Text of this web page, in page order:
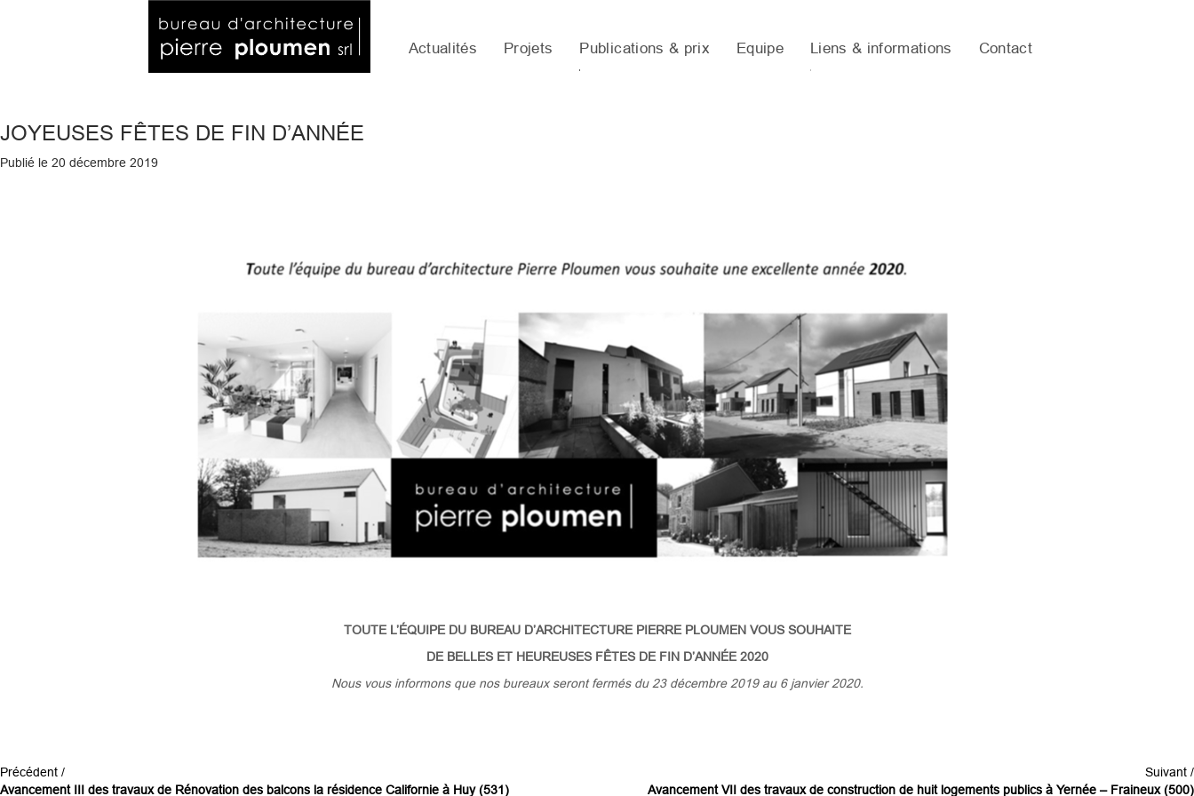
Actualités Projets Publications & prix Equipe Liens & informations Contact
JOYEUSES FÊTES DE FIN D’ANNÉE
Publié le 20 décembre 2019
TOUTE L’ÉQUIPE DU BUREAU D’ARCHITECTURE PIERRE PLOUMEN VOUS SOUHAITE
DE BELLES ET HEUREUSES FÊTES DE FIN D’ANNÉE 2020
Nous vous informons que nos bureaux seront fermés du 23 décembre 2019 au 6 janvier 2020.
Précédent /
Avancement III des travaux de Rénovation des balcons la résidence Californie à Huy (531)
Suivant /
Avancement VII des travaux de construction de huit logements publics à Yernée – Fraineux (500)